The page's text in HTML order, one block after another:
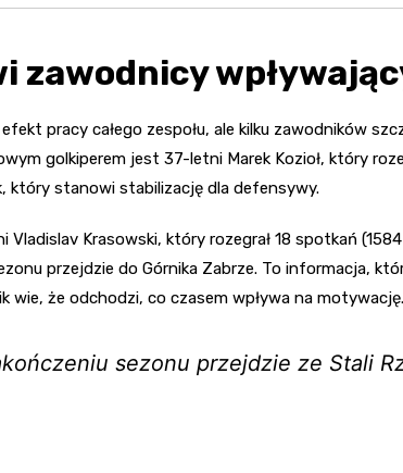
zawodnicy
pracy całego zespołu, ale kilku zawodników
golkiperem jest 37-letni Marek Kozioł, który
który stanowi stabilizację dla defensywy.
Krasowski, który rozegrał 18 spotkań
przejdzie do Górnika Zabrze. To informacja,
wie, że odchodzi, co czasem wpływa na motywację.
sezonu przejdzie ze Stali